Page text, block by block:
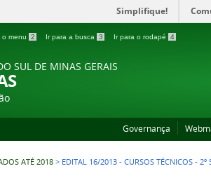
Simplifique!
o menu 2 Ir para a busca 3 Ir para o rodapé 4
SUL DE MINAS GERAIS
Governança
ATÉ 2018 > EDITAL 16/2013 - CURSOS TÉCNICOS -